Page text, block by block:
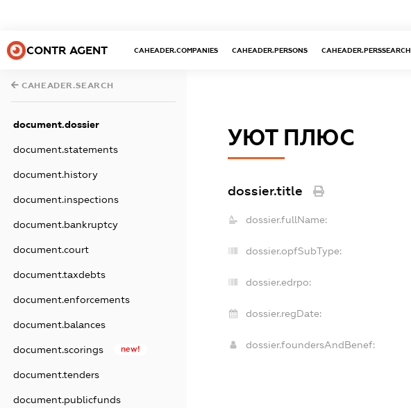
CONTR AGENT CAHEADER.COMPANIES CAHEADER.PERSONS CAHEADER.PERSSEARCH
CAHEADER.SEARCH
document.dossier
document.statements
document.history
document.inspections
document.bankruptcy
document.court
document.taxdebts
document.enforcements
document.balances
document.scorings new!
document.tenders
document.publicfunds
УЮТ ПЛЮС
dossier.title
dossier.fullName:
dossier.opfSubType:
dossier.edrpo:
dossier.regDate:
dossier.foundersAndBenef: